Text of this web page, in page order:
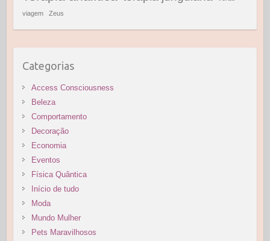
viagem Zeus
Categorias
Access Consciousness
Beleza
Comportamento
Decoração
Economia
Eventos
Física Quântica
Início de tudo
Moda
Mundo Mulher
Pets Maravilhosos